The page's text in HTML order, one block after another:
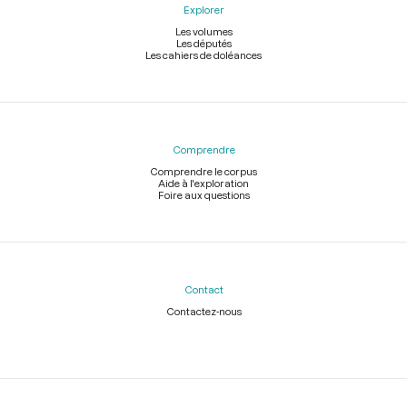
Explorer
Les volumes
Les députés
Les cahiers de doléances
Comprendre
Comprendre le corpus
Aide à l'exploration
Foire aux questions
Contact
Contactez-nous
Légal